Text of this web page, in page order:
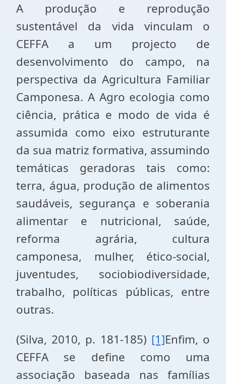
A produção e reprodução
sustentável da vida vinculam o
CEFFA a um projecto de
desenvolvimento do campo, na
perspectiva da Agricultura Familiar
Camponesa. A Agro ecologia como
ciência, prática e modo de vida é
assumida como eixo estruturante
da sua matriz formativa, assumindo
temáticas geradoras tais como:
terra, água, produção de alimentos
saudáveis, segurança e soberania
alimentar e nutricional, saúde,
reforma agrária, cultura
camponesa, mulher, ético-social,
juventudes, sociobiodiversidade,
trabalho, políticas públicas, entre
outras.
(Silva, 2010, p. 181-185) [1]Enfim, o
CEFFA se define como uma
associação baseada nas famílias